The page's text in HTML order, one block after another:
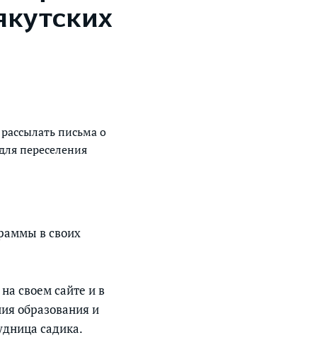
письма о
переселения
в своих
своем сайте и в
образования и
садика.